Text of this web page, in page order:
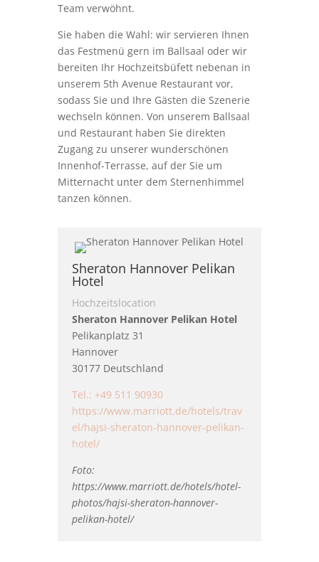
Team verwöhnt.
Sie haben die Wahl: wir servieren Ihnen
das Festmenü gern im Ballsaal oder wir
bereiten Ihr Hochzeitsbüfett nebenan in
unserem 5th Avenue Restaurant vor,
sodass Sie und Ihre Gästen die Szenerie
wechseln können. Von unserem Ballsaal
und Restaurant haben Sie direkten
Zugang zu unserer wunderschönen
Innenhof-Terrasse, auf der Sie um
Mitternacht unter dem Sternenhimmel
tanzen können.
Sheraton Hannover Pelikan
Hotel
Hochzeitslocation
Sheraton Hannover Pelikan Hotel
Pelikanplatz 31
Hannover
30177 Deutschland
Tel.: +49 511 90930
https://www.marriott.de/hotels/trav
el/hajsi-sheraton-hannover-pelikan-
hotel/
Foto:
https://www.marriott.de/hotels/hotel-
photos/hajsi-sheraton-hannover-
pelikan-hotel/